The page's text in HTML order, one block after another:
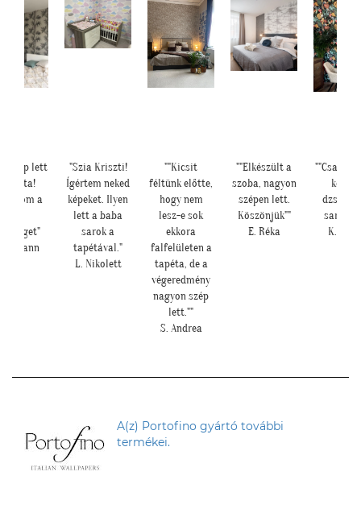
"Szia Kriszti!
Ígértem neked
képeket. Ilyen
lett a baba
sarok a
tapétával."
L. Nikolett
""Kicsit
féltünk előtte,
hogy nem
lesz-e sok
falfelületen a
tapéta, de a
végeredmény
nagyon szép
S. Andrea
""Elkészült a
szoba, nagyon
szépen lett.
Köszönjük""
""Csatolok pár
képet a
dzsungeles
sarokról!""
A(z) Portofino gyártó további
termékei.